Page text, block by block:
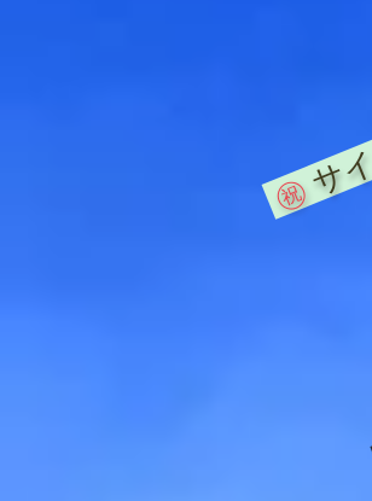
㊗️サ